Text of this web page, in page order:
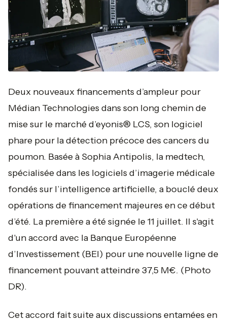
Deux nouveaux financements d’ampleur pour
Médian Technologies dans son long chemin de
mise sur le marché d’eyonis® LCS, son logiciel
phare pour la détection précoce des cancers du
poumon. Basée à Sophia Antipolis, la medtech,
spécialisée dans les logiciels d’imagerie médicale
fondés sur l’intelligence artificielle, a bouclé deux
opérations de financement majeures en ce début
d’été. La première a été signée le 11 juillet. Il s'agit
d'un accord avec la Banque Européenne
d’Investissement (BEI) pour une nouvelle ligne de
financement pouvant atteindre 37,5 M€. (Photo
DR).
Cet accord fait suite aux discussions entamées en